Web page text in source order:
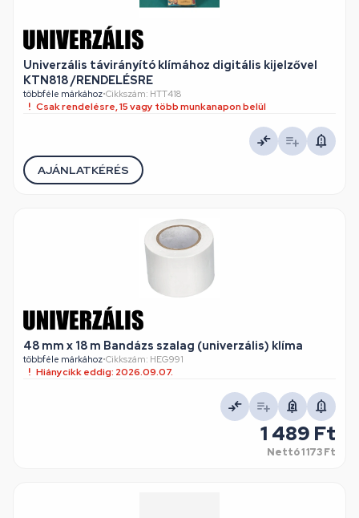
Univerzális távirányító klímához digitális kijelzővel
KTN818 /RENDELÉSRE
többféle márkához•Cikkszám: HTT418
Csak rendelésre, 15 vagy több munkanapon belül
AJÁNLATKÉRÉS
48 mm x 18 m Bandázs szalag (univerzális) klíma
többféle márkához•Cikkszám: HEG991
Hiánycikk eddig: 2026.09.07.
1 489 Ft
Nettó1 173 Ft